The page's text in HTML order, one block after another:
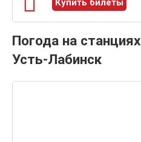
Купить билеты
Погода на
Усть-Лабинск